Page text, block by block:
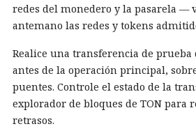
redes del monedero y la pasarela —
antemano las redes y tokens
Realice una transferencia de prueba
antes de la operación principal,
puentes. Controle el estado de la
explorador de bloques de TON para
retrasos.